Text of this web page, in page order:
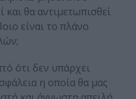
θα αντιμετωπισθεί
είναι το πλάνο
ότι δεν υπάρχει
η οποία θα μας